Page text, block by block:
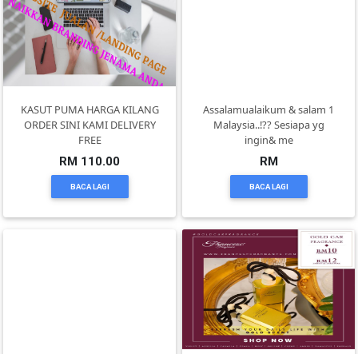
KASUT PUMA HARGA KILANG
ORDER SINI KAMI DELIVERY
FREE
RM 110.00
BACA LAGI
Assalamualaikum & salam 1
Malaysia..!?? Sesiapa yg
ingin& me
RM
BACA LAGI
PEMBORONG(2)
PRODUK
DIGITAL(29)
MAKANAN(25)